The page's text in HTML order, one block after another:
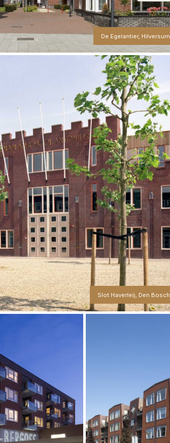
De Egelantier, Hilversum
Slot Haverleij, Den Bosch